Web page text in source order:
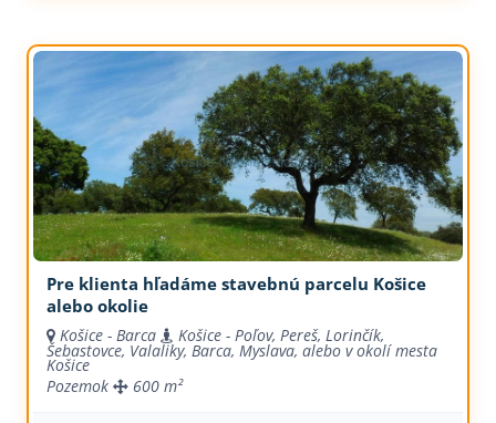
Pre klienta hľadáme stavebnú parcelu Košice
alebo okolie
Košice - Barca Košice - Poľov, Pereš, Lorinčík,
Šebastovce, Valaliky, Barca, Myslava, alebo v okolí mesta
Košice
Pozemok
600 m²